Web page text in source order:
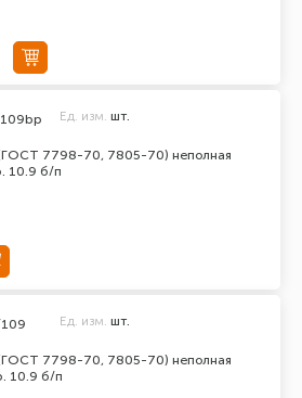
7798-70, 7805-70) неполная
10.9 б/п
Ед. изм. шт.
7798-70, 7805-70) неполная
10.9 б/п
Ед. изм. шт.